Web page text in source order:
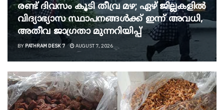
രണ്ട് ദിവസം കൂടി തീവ്ര മഴ; ഏഴ് ജില്ലകളിൽ
വിദ്യാഭ്യാസ സ്ഥാപനങ്ങൾക്ക് ഇന്ന് അവധി,
അതീവ ജാ​ഗ്രതാ മുന്നറിയിപ്പ്
BY PATHRAM DESK 7 AUGUST 7, 2026